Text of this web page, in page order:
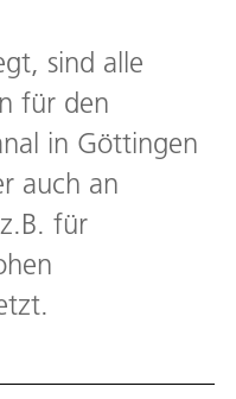
sind alle
für den
in Göttingen
auch an
für